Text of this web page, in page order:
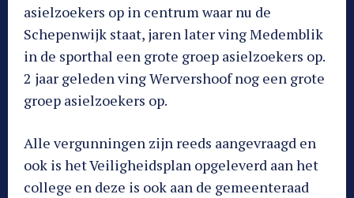
asielzoekers op in centrum waar nu de
Schepenwijk staat, jaren later ving Medemblik
in de sporthal een grote groep asielzoekers op.
2 jaar geleden ving Wervershoof nog een grote
groep asielzoekers op.
Alle vergunningen zijn reeds aangevraagd en
ook is het Veiligheidsplan opgeleverd aan het
college en deze is ook aan de gemeenteraad